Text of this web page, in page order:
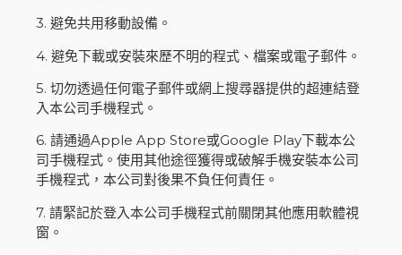
3. 避免共用移動設備。
4. 避免下載或安裝來歷不明的程式、檔案或電子郵件。
5. 切勿透過任何電子郵件或網上搜尋器提供的超連結登
入本公司手機程式。
6. 請通過Apple App Store或Google Play下載本公
司手機程式。使用其他途徑獲得或破解手機安裝本公司
手機程式，本公司對後果不負任何責任。
7. 請緊記於登入本公司手機程式前關閉其他應用軟體視
窗。